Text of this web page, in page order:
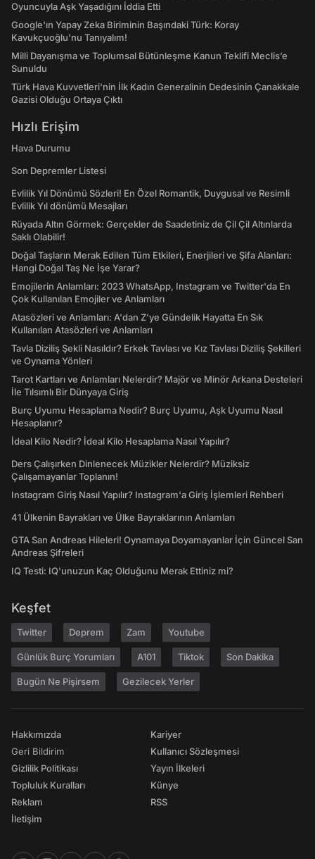
Oyuncuyla Aşk Yaşadığını İddia Etti
Google'ın Yapay Zeka Biriminin Başındaki Türk: Koray
Kavukçuoğlu'nu Tanıyalım!
Milli Dayanışma ve Toplumsal Bütünleşme Kanun Teklifi Meclis’e
Sunuldu
Türk Hava Kuvvetleri'nin İlk Kadın Generalinin Dedesinin Çanakkale
Gazisi Olduğu Ortaya Çıktı
Hızlı Erişim
Hava Durumu
Son Depremler Listesi
Evlilik Yıl Dönümü Sözleri! En Özel Romantik, Duygusal ve Resimli
Evlilik Yıl dönümü Mesajları
Rüyada Altın Görmek: Gerçekler de Saadetiniz de Çil Çil Altınlarda
Saklı Olabilir!
Doğal Taşların Merak Edilen Tüm Etkileri, Enerjileri ve Şifa Alanları:
Hangi Doğal Taş Ne İşe Yarar?
Emojilerin Anlamları: 2023 WhatsApp, Instagram ve Twitter'da En
Çok Kullanılan Emojiler ve Anlamları
Atasözleri ve Anlamları: A'dan Z'ye Gündelik Hayatta En Sık
Kullanılan Atasözleri ve Anlamları
Tavla Diziliş Şekli Nasıldır? Erkek Tavlası ve Kız Tavlası Diziliş Şekilleri
ve Oynama Yönleri
Tarot Kartları ve Anlamları Nelerdir? Majör ve Minör Arkana Desteleri
İle Tılsımlı Bir Dünyaya Giriş
Burç Uyumu Hesaplama Nedir? Burç Uyumu, Aşk Uyumu Nasıl
Hesaplanır?
İdeal Kilo Nedir? İdeal Kilo Hesaplama Nasıl Yapılır?
Ders Çalışırken Dinlenecek Müzikler Nelerdir? Müziksiz
Çalışamayanlar Toplanın!
Instagram Giriş Nasıl Yapılır? Instagram'a Giriş İşlemleri Rehberi
41 Ülkenin Bayrakları ve Ülke Bayraklarının Anlamları
GTA San Andreas Hileleri! Oynamaya Doyamayanlar İçin Güncel San
Andreas Şifreleri
IQ Testi: IQ'unuzun Kaç Olduğunu Merak Ettiniz mi?
Keşfet
Twitter Deprem Zam Youtube
Günlük Burç Yorumları A101 Tiktok Son Dakika
Bugün Ne Pişirsem Gezilecek Yerler
Hakkımızda
Geri Bildirim
Gizlilik Politikası
Topluluk Kuralları
Reklam
İletişim
Kariyer
Kullanıcı Sözleşmesi
Yayın İlkeleri
Künye
RSS